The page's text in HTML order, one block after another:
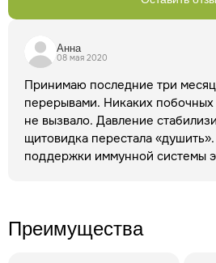
указание авторства и ссылка на
Анна
08 мая 2020
Принимаю последние три
перерывами. Никаких
не вызвало. Давление
щитовидка перестала
поддержки иммунной системы
Преимущества